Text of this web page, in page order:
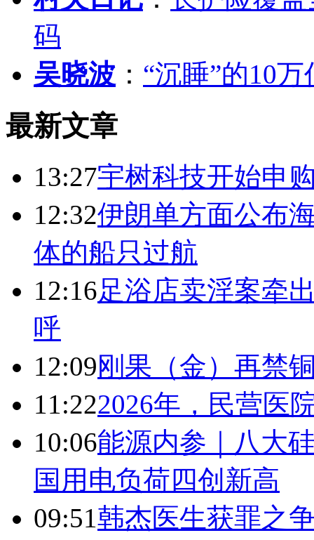
码
吴晓波 ： “沉睡”的10
最新文章
13:27宇树科技开始申
12:32伊朗单方面公布
体的船只过航
12:16足浴店卖淫案牵
呼
12:09刚果（金）再禁
11:222026年，民营医
10:06能源内参｜八大
国用电负荷四创新高
09:51韩杰医生获罪之